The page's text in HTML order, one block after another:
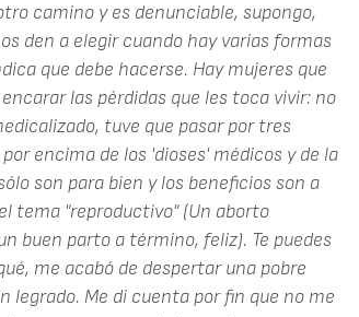
camino y es denunciable, supongo,
den a elegir cuando hay varias formas
que debe hacerse. Hay mujeres que
las pérdidas que les toca vivir: no
tuve que pasar por tres
encima de los 'dioses' médicos y de la
son para bien y los beneficios son a
tema "reproductivo" (Un aborto
buen parto a término, feliz). Te puedes
me acabó de despertar una pobre
legrado. Me di cuenta por fin que no me